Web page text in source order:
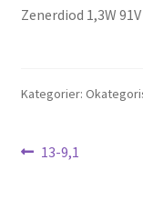
Zenerdiod 1,3W 91V
Kategorier:
Föregående
13-9,1